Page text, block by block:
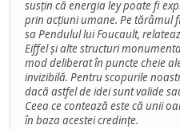
susțin că energia ley poate fi
prin acțiuni umane. Pe tărâmul
sa Pendulul lui Foucault,
Eiffel și alte structuri
mod deliberat în puncte cheie
invizibilă. Pentru scopurile
dacă astfel de idei sunt valide
Ceea ce contează este că unii
în baza acestei credințe.